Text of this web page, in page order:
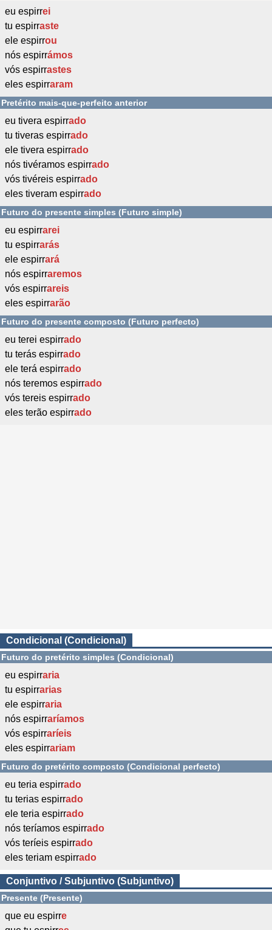
eu espirrei
tu espirraste
ele espirrou
nós espirrámos
vós espirrastes
eles espirraram
Pretérito mais-que-perfeito anterior
eu tivera espirrado
tu tiveras espirrado
ele tivera espirrado
nós tivéramos espirrado
vós tivéreis espirrado
eles tiveram espirrado
Futuro do presente simples (Futuro simple)
eu espirrarei
tu espirrarás
ele espirrará
nós espirraremos
vós espirrareis
eles espirrarão
Futuro do presente composto (Futuro perfecto)
eu terei espirrado
tu terás espirrado
ele terá espirrado
nós teremos espirrado
vós tereis espirrado
eles terão espirrado
Condicional (Condicional)
Futuro do pretérito simples (Condicional)
eu espirraria
tu espirrarias
ele espirraria
nós espirraríamos
vós espirraríeis
eles espirrariam
Futuro do pretérito composto (Condicional perfecto)
eu teria espirrado
tu terias espirrado
ele teria espirrado
nós teríamos espirrado
vós teríeis espirrado
eles teriam espirrado
Conjuntivo / Subjuntivo (Subjuntivo)
Presente (Presente)
que eu espirre